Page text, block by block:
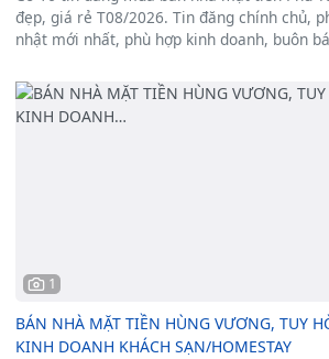
đẹp, giá rẻ T08/2026. Tin đăng chính chủ,
nhật mới nhất, phù hợp kinh doanh, buôn
1
BÁN NHÀ MẶT TIỀN HÙNG VƯƠNG, TUY
KINH DOANH KHÁCH SẠN/HOMESTAY